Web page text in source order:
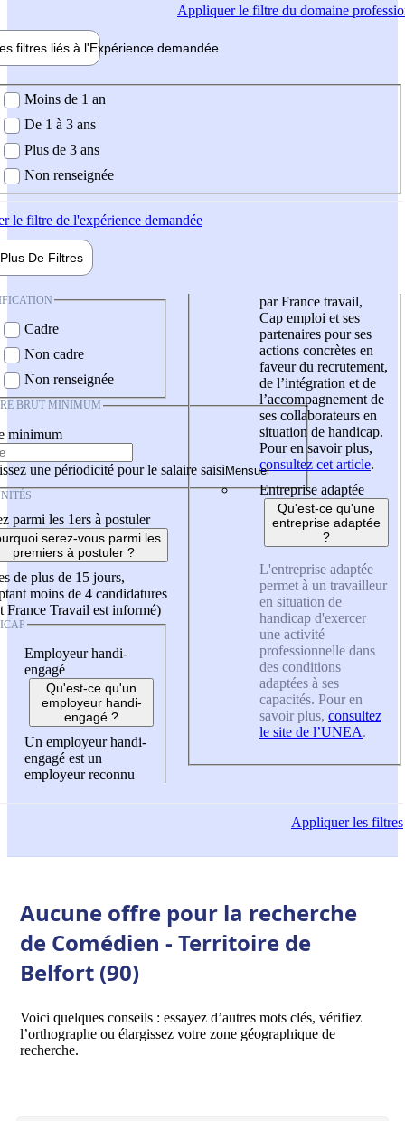
Appliquerle filtre du domaine
filtres liés à l'Expérience demandée
demandée
Moins de 1 an
De 1 à 3 ans
Plus de 3 ans
Non renseignée
le filtre de l'expérience demandée
Plus De Filtres
Cadre
Non cadre
Non renseignée
BRUT MINIMUM
minimum
une périodicité pour le salaire saisi
parmi les 1ers à postuler
serez-vous parmi les
premiers à postuler ?
de plus de 15 jours,
moins de 4 candidatures
France Travail est informé)
Employeur handi-
engagé
Qu'est-ce qu'un
employeur handi-
engagé ?
Un employeur handi-
engagé est un
employeur reconnu
par France travail,
Cap emploi et ses
partenaires pour ses
actions concrètes en
faveur du recrutement,
de l’intégration et de
l’accompagnement de
ses collaborateurs en
situation de handicap.
Pour en savoir plus,
consultez cet article.
Entreprise adaptée
Qu'est-ce qu'une
entreprise adaptée
?
L'entreprise adaptée
permet à un travailleur
en situation de
handicap d'exercer
une activité
professionnelle dans
des conditions
adaptées à ses
capacités. Pour en
savoir plus, consultez
le site de l’UNEA.
Appliquerles filtres
Aucune offre pour la recherche
de Comédien - Territoire de
Belfort (90)
Voici quelques conseils : essayez d’autres mots clés, vérifiez
l’orthographe ou élargissez votre zone géographique de
recherche.